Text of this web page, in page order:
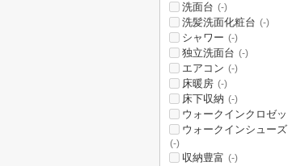
洗面台 (-)
洗髪洗面化粧台 (-)
シャワー (-)
独立洗面台 (-)
エアコン (-)
床暖房 (-)
床下収納 (-)
ウォークインクロゼッ
ウォークインシュー
(-)
収納豊富 (-)